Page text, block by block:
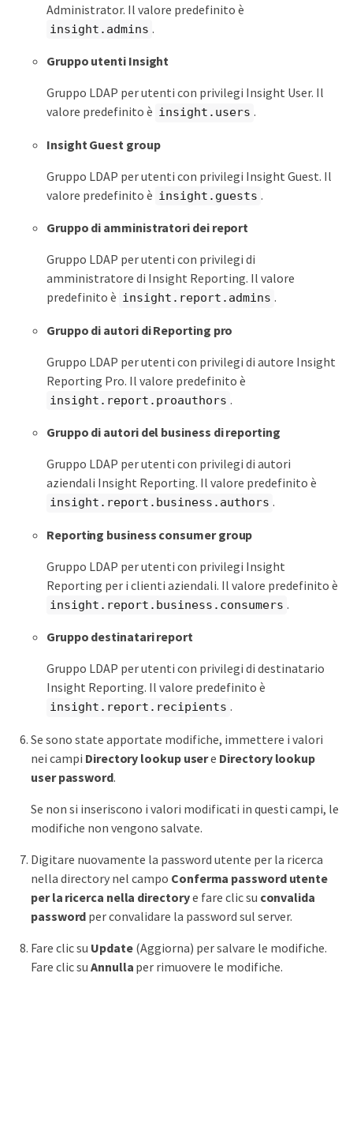
Administrator. Il valore predefinito è
insight.admins .
Gruppo utenti Insight
Gruppo LDAP per utenti con privilegi Insight User. Il
valore predefinito è insight.users .
Insight Guest group
Gruppo LDAP per utenti con privilegi Insight Guest. Il
valore predefinito è insight.guests .
Gruppo di amministratori dei report
Gruppo LDAP per utenti con privilegi di
amministratore di Insight Reporting. Il valore
predefinito è insight.report.admins .
Gruppo di autori di Reporting pro
Gruppo LDAP per utenti con privilegi di autore Insight
Reporting Pro. Il valore predefinito è
insight.report.proauthors .
Gruppo di autori del business di reporting
Gruppo LDAP per utenti con privilegi di autori
aziendali Insight Reporting. Il valore predefinito è
insight.report.business.authors .
Reporting business consumer group
Gruppo LDAP per utenti con privilegi Insight
Reporting per i clienti aziendali. Il valore predefinito è
insight.report.business.consumers .
Gruppo destinatari report
Gruppo LDAP per utenti con privilegi di destinatario
Insight Reporting. Il valore predefinito è
insight.report.recipients .
Se sono state apportate modifiche, immettere i valori
nei campi Directory lookup usere Directory lookup
user password.
Se non si inseriscono i valori modificati in questi campi, le
modifiche non vengono salvate.
Digitare nuovamente la password utente per la ricerca
nella directory nel campo Conferma password utente
per la ricerca nella directorye fare clic su convalida
password per convalidare la password sul server.
Fare clic su Update(Aggiorna) per salvare le modifiche.
Fare clic su Annulla per rimuovere le modifiche.